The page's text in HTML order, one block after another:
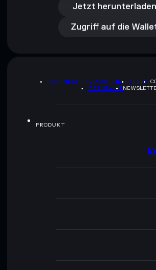
Jetzt herunterladen
Zugriff auf die Wallet
Zugriff auf die
DATENSCHUTZRICHTLINIETERMS
BRAND-KIT
PRODUKT